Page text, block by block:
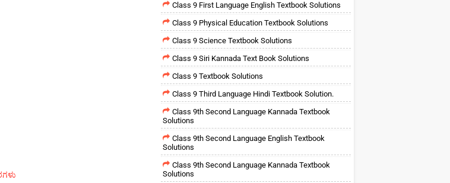
Class 9 First Language English Textbook Solutions
Class 9 Physical Education Textbook Solutions
Class 9 Science Textbook Solutions
Class 9 Siri Kannada Text Book Solutions
Class 9 Textbook Solutions
Class 9 Third Language Hindi Textbook Solution.
Class 9th Second Language Kannada Textbook
Solutions
Class 9th Second Language English Textbook
Solutions
Class 9th Second Language Kannada Textbook
Solutions